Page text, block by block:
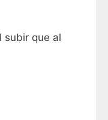
subir que al